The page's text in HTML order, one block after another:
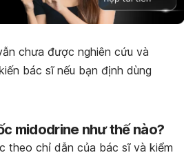
chưa được nghiên cứu và
bác sĩ nếu bạn định dùng
midodrine như thế nào?
theo chỉ dẫn của bác sĩ và kiểm